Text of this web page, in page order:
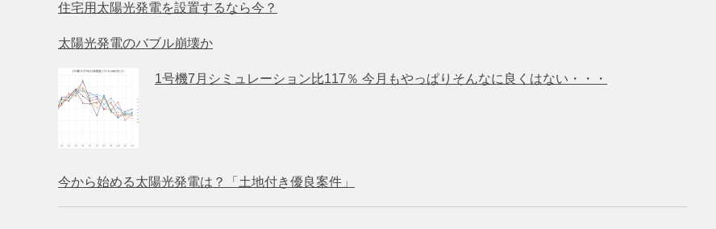
住宅用太陽光発電を設置するなら今？
太陽光発電のバブル崩壊か
1号機7月シミュレーション比117％ 今月もやっぱりそんなに良くはない・・・
今から始める太陽光発電は？「土地付き優良案件」